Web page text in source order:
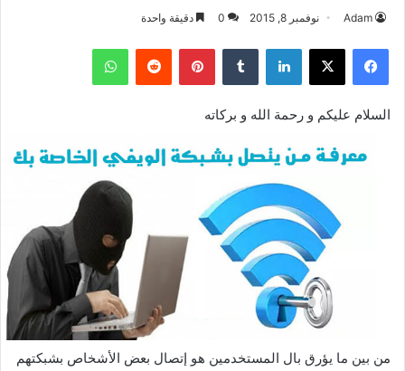
Adam نوفمبر 8, 2015 0 دقيقة واحدة
فيسبوك ‫X لينكدإن بينتيريست واتساب
السلام عليكم و رحمة الله و بركاته
من بين ما يؤرق بال المستخدمين هو إتصال بعض الأشخاص بشبكتهم